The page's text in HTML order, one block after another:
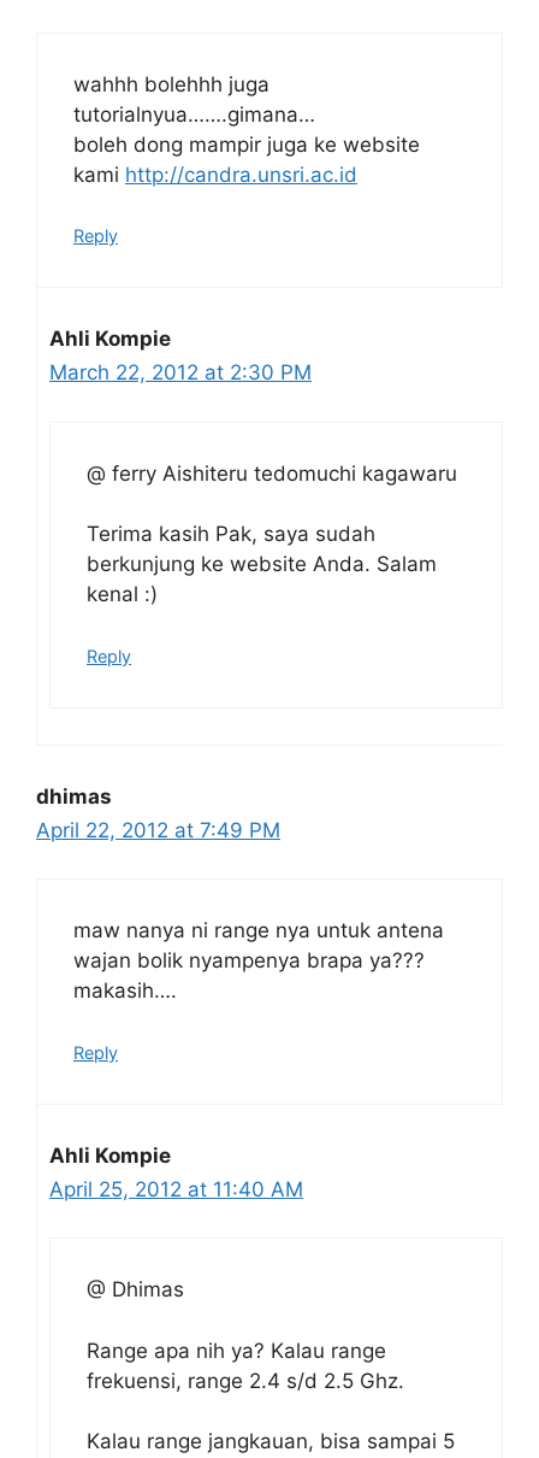
wahhh bolehhh juga
tutorialnyua…….gimana…
boleh dong mampir juga ke website
kami http://candra.unsri.ac.id
Reply
Ahli Kompie
March 22, 2012 at 2:30 PM
@ ferry Aishiteru tedomuchi kagawaru
Terima kasih Pak, saya sudah
berkunjung ke website Anda. Salam
kenal :)
Reply
dhimas
April 22, 2012 at 7:49 PM
maw nanya ni range nya untuk antena
wajan bolik nyampenya brapa ya???
makasih….
Reply
Ahli Kompie
April 25, 2012 at 11:40 AM
@ Dhimas
Range apa nih ya? Kalau range
frekuensi, range 2.4 s/d 2.5 Ghz.
Kalau range jangkauan, bisa sampai 5